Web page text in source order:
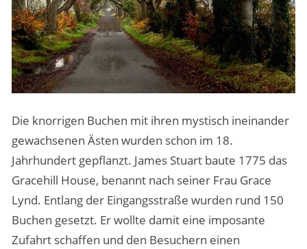
Die knorrigen Buchen mit ihren mystisch ineinander
gewachsenen Ästen wurden schon im 18.
Jahrhundert gepflanzt. James Stuart baute 1775 das
Gracehill House, benannt nach seiner Frau Grace
Lynd. Entlang der Eingangsstraße wurden rund 150
Buchen gesetzt. Er wollte damit eine imposante
Zufahrt schaffen und den Besuchern einen